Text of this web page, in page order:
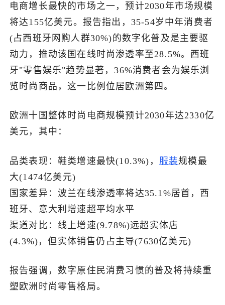
跨境报告
出海导航
出海交流群
电商增长最快的市场之一，预计2030年市场规模
将达155亿美元。报告指出，35-54岁中年消费者
(占西班牙网购人群30%)的数字化普及是主要驱
动力，推动该国在线时尚渗透率至28.5%。西班
牙"零售娱乐"趋势显著，36%消费者会为娱乐浏
览时尚商品，这一比例位居欧洲第四。
欧洲十国整体时尚电商规模预计2030年达2330亿
美元，其中：
品类表现：鞋类增速最快(10.3%)， 服装规模最
大(1474亿美元)
国家差异：波兰在线渗透率将达35.1%居首，西
班牙、意大利增速超平均水平
渠道对比：线上增速(9.78%)远超实体店
(4.3%)，但实体销售仍占主导(7630亿美元)
报告强调，数字原住民消费习惯的普及将持续重
塑欧洲时尚零售格局。